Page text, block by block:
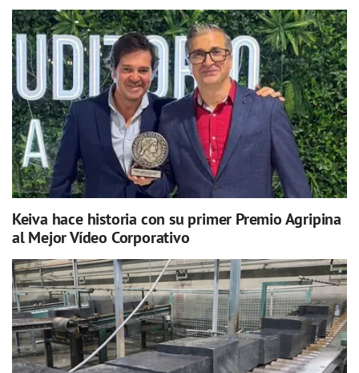
Keiva hace historia con su primer Premio Agripina
al Mejor Vídeo Corporativo